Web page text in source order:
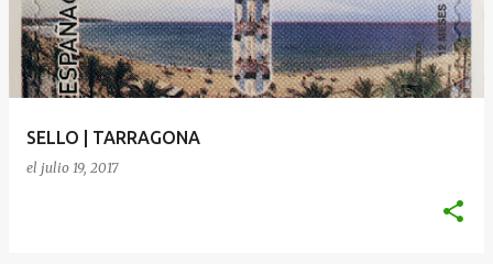
SELLO | TARRAGONA
el julio 19, 2017